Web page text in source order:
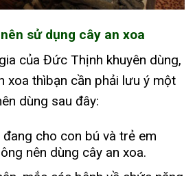
sử dụng cây an xoa
của Đức Thịnh khuyên dùng,
xoa thìbạn cần phải lưu ý một
dùng sau đây:
đang cho con bú và trẻ em
nên dùng cây an xoa.